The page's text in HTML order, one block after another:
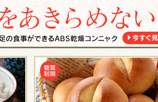
こんにゃく米